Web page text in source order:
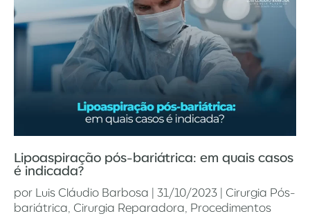
Lipoaspiração pós-bariátrica: em quais casos
é indicada?
por Luis Cláudio Barbosa 31/10/2023
Cirurgia Pós-
bariátrica, Cirurgia Reparadora, Procedimentos